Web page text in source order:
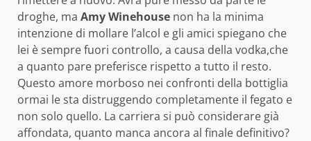
droghe, ma Amy Winehouse non ha la minima
intenzione di mollare l’alcol e gli amici spiegano che
lei è sempre fuori controllo, a causa della vodka,che
a quanto pare preferisce rispetto a tutto il resto.
Questo amore morboso nei confronti della bottiglia
ormai le sta distruggendo completamente il fegato e
non solo quello. La carriera si può considerare già
affondata, quanto manca ancora al finale definitivo?